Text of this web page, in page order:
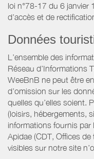
loi n°78-17 du 6 janvier
d’accès et de
Données
L’ensemble des
Réseau d’Informations
WeeBnB ne peut être
d’omission sur les
quelles qu’elles soient.
(loisirs, hébergements,
informations fournis
Apidae (CDT, Offices
visibles sur notre site